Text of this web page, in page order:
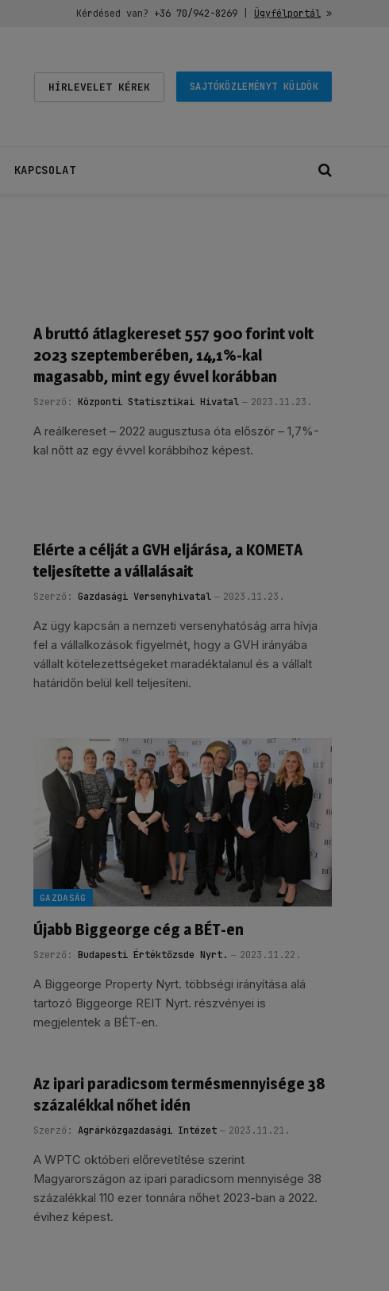
Kérdésed van? +36 70/942-8269| Ügyfélportál»
HÍRLEVELET KÉREK SAJTÓKÖZLEMÉNYT KÜLDÖK
KAPCSOLAT
A bruttó átlagkereset 557 900 forint volt
2023 szeptemberében, 14,1%-kal
magasabb, mint egy évvel korábban
Szerző: Központi Statisztikai Hivatal 2023.11.23.
A reálkereset – 2022 augusztusa óta először – 1,7%-
kal nőtt az egy évvel korábbihoz képest.
Elérte a célját a GVH eljárása, a KOMETA
teljesítette a vállalásait
Szerző: Gazdasági Versenyhivatal 2023.11.23.
Az ügy kapcsán a nemzeti versenyhatóság arra hívja
fel a vállalkozások figyelmét, hogy a GVH irányába
vállalt kötelezettségeket maradéktalanul és a vállalt
határidőn belül kell teljesíteni.
GAZDASÁG
Újabb Biggeorge cég a BÉT-en
Szerző: Budapesti Értéktőzsde Nyrt. 2023.11.22.
A Biggeorge Property Nyrt. többségi irányítása alá
tartozó Biggeorge REIT Nyrt. részvényei is
megjelentek a BÉT-en.
Az ipari paradicsom termésmennyisége 38
százalékkal nőhet idén
Szerző: Agrárközgazdasági Intézet 2023.11.21.
A WPTC októberi előrevetítése szerint
Magyarországon az ipari paradicsom mennyisége 38
százalékkal 110 ezer tonnára nőhet 2023-ban a 2022.
évihez képest.